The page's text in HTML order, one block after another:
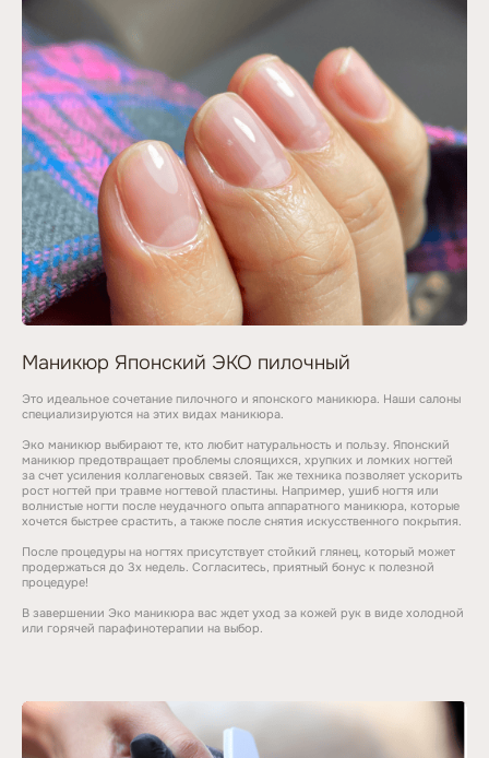
Маникюр Японский ЭКО пилочный
Это идеальное сочетание пилочного и японского маникюра. Наши салоны
специализируются на этих видах маникюра.
Эко маникюр выбирают те, кто любит натуральность и пользу. Японский
маникюр предотвращает проблемы слоящихся, хрупких и ломких ногтей
за счет усиления коллагеновых связей. Так же техника позволяет ускорить
рост ногтей при травме ногтевой пластины. Например, ушиб ногтя или
волнистые ногти после неудачного опыта аппаратного маникюра, которые
хочется быстрее срастить, а также после снятия искусственного покрытия.
После процедуры на ногтях присутствует стойкий глянец, который может
продержаться до 3х недель. Согласитесь, приятный бонус к полезной
процедуре!
В завершении Эко маникюра вас ждет уход за кожей рук в виде холодной
или горячей парафинотерапии на выбор.